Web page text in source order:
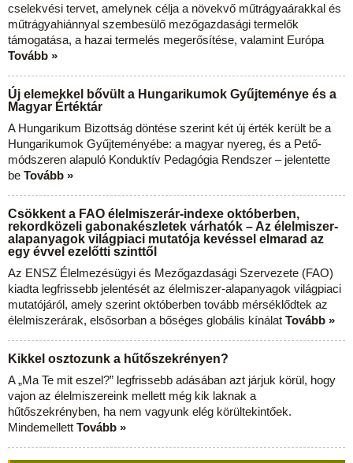
cselekvési tervet, amelynek célja a növekvő műtrágyaárakkal és
műtrágyahiánnyal szembesülő mezőgazdasági termelők
támogatása, a hazai termelés megerősítése, valamint Európa
Tovább »
Új elemekkel bővült a Hungarikumok Gyűjteménye és a
Magyar Értéktár
A Hungarikum Bizottság döntése szerint két új érték került be a
Hungarikumok Gyűjteményébe: a magyar nyereg, és a Pető-
módszeren alapuló Konduktív Pedagógia Rendszer – jelentette
be Tovább »
Csökkent a FAO élelmiszerár-indexe októberben,
rekordközeli gabonakészletek várhatók – Az élelmiszer-
alapanyagok világpiaci mutatója kevéssel elmarad az
egy évvel ezelőtti szinttől
Az ENSZ Élelmezésügyi és Mezőgazdasági Szervezete (FAO)
kiadta legfrissebb jelentését az élelmiszer-alapanyagok világpiaci
mutatójáról, amely szerint októberben tovább mérséklődtek az
élelmiszerárak, elsősorban a bőséges globális kínálat Tovább »
Kikkel osztozunk a hűtőszekrényen?
A „Ma Te mit eszel?” legfrissebb adásában azt járjuk körül, hogy
vajon az élelmiszereink mellett még kik laknak a
hűtőszekrényben, ha nem vagyunk elég körültekintőek.
Mindemellett Tovább »